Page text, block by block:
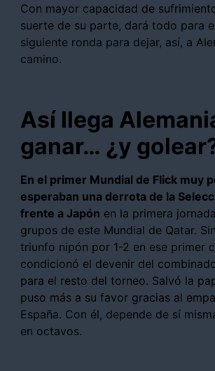
Con mayor capacidad de
suerte de su parte, dará todo para
siguiente ronda para dejar, así, a
camino.
Así llega
ganar… ¿y
En el primer Mundial de Flick muy
esperaban una derrota de la
frente a Japón en la primera
grupos de este Mundial de Qatar.
triunfo nipón por 1-2 en ese primer
condicionó el devenir del
para el resto del torneo. Salvó la
puso más a su favor gracias al
España. Con él, depende de sí
en octavos.